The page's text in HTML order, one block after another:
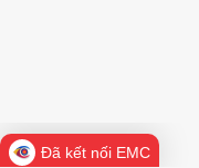
Đã kết nối EMC